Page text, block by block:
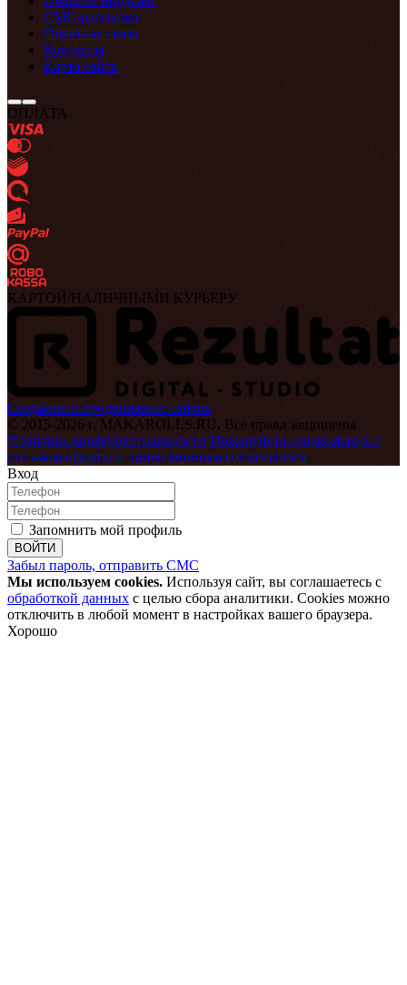
СМС-рассылка
Обратная связь
Контакты
Карта сайта
ОПЛАТА
КАРТОЙ/НАЛИЧНЫМИ КУРЬЕРУ
Создание и продвижение сайтов
© 2015-2026 г. MAKAROLLS.RU. Все права защищены
Политика конфиденциальности Пожалуйста ознакомьтесь с
письмом оферты и лицензионным соглашением
Вход
Запомнить мой профиль
ВОЙТИ
Забыл пароль, отправить СМС
Мы используем cookies. Используя сайт, вы соглашаетесь с
обработкой данных с целью сбора аналитики. Cookies можно
отключить в любой момент в настройках вашего браузера.
Хорошо